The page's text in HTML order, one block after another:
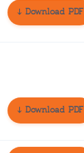
↓ Download PDF
↓ Download PDF